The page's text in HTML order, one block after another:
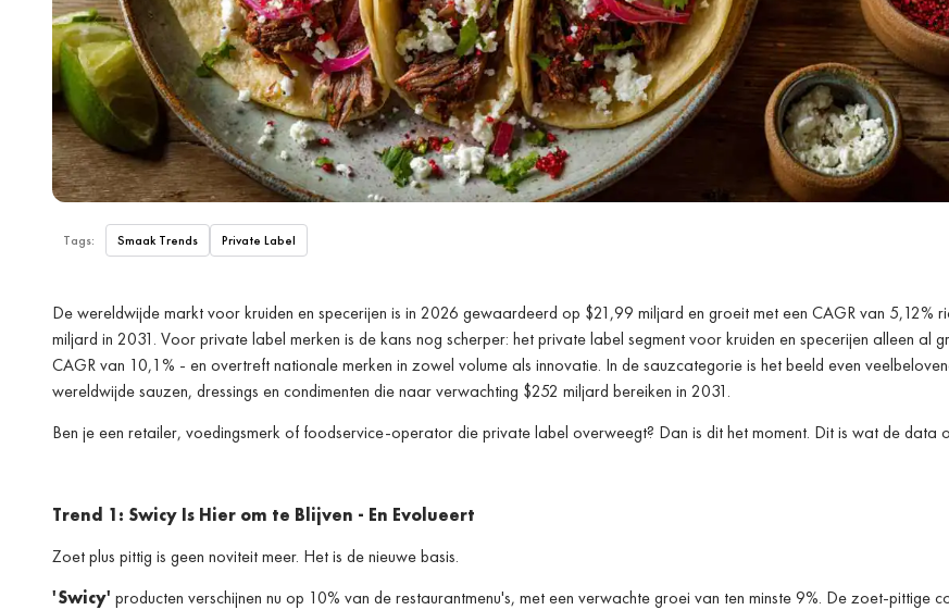
Tags: Smaak Trends Private Label
De wereldwijde markt voor kruiden en specerijen is in 2026 gewaardeerd op $21,99 miljard en groeit met een CAGR van 5,12%
miljard in 2031. Voor private label merken is de kans nog scherper: het private label segment voor kruiden en specerijen alleen al
CAGR van 10,1% - en overtreft nationale merken in zowel volume als innovatie. In de sauzcategorie is het beeld even
wereldwijde sauzen, dressings en condimenten die naar verwachting $252 miljard bereiken in 2031.
Ben je een retailer, voedingsmerk of foodservice-operator die private label overweegt? Dan is dit het moment. Dit is wat de data
Trend 1: Swicy Is Hier om te Blijven - En Evolueert
Zoet plus pittig is geen noviteit meer. Het is de nieuwe basis.
'Swicy' producten verschijnen nu op 10% van de restaurantmenu's, met een verwachte groei van ten minste 9%. De zoet-pittige